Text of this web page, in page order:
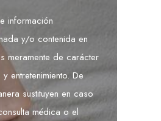
información
y/o contenida en
meramente de carácter
entretenimiento. De
sustituyen en caso
médica o el